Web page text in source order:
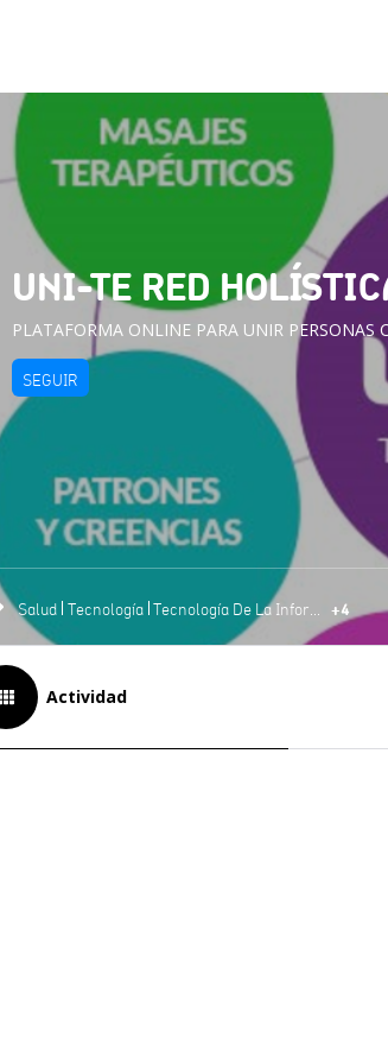
UNI-TE RED
PLATAFORMA ONLINE PARA UNIR PERSONAS
SEGUIR
Salud Tecnología +4
Actividad